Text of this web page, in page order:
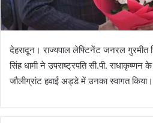
देहरादून। राज्यपाल लेफ्टिनेंट जनरल
सिंह धामी ने उपराष्ट्रपति सी.पी.
जौलीग्रांट हवाई अड्डे में उनका स्वागत किया।